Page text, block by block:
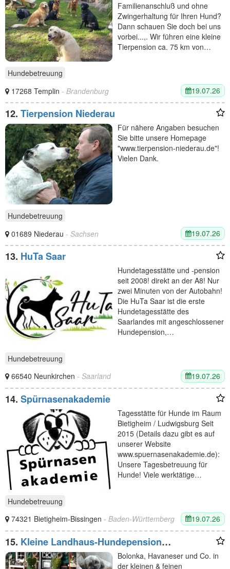
Familienanschluß und ohne
Zwingerhaltung für Ihren Hund?
Dann schauen Sie doch bei uns
vorbei...,. Wir führen eine kleine
Tierpension ca. 75 km von…
Hundebetreuung
17268 Templin - Brandenburg 19.07.26
12. Tierpension Niederau
Für nähere Angaben besuchen
Sie bitte unsere Homepage
"www.tierpension-niederau.de"!
Vielen Dank.
Hundebetreuung
01689 Niederau - Sachsen 19.07.26
13. HuTa Saar
Hundetagesstätte und -pension
seit 2008! direkt an der A8! Nur
zwei Minuten von der Autobahn!
Die HuTa Saar ist die erste
Hundetagesstätte des
Saarlandes mit angeschlossener
Hundepension,…
Hundebetreuung
66540 Neunkirchen - Saarland 19.07.26
14. Spürnasenakademie
Tagesstätte für Hunde im Raum
Bietigheim / Ludwigsburg Seit
2015 (Details dazu gibt es auf
unserer Website
www.spuernasenakademie.de):
Unsere Tagesbetreuung für
Hunde! Viele werktätige…
Hundebetreuung
74321 Bietigheim-Bissingen - Baden-Württemberg 19.07.26
15. Kleine Landhaus-Hundepension
Struvenhütten
Bolonka, Havaneser und Co. in
der kleinen & feinen